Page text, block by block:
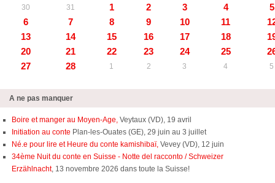
30
31 1 2 3 4
5
6
7 8 9 10 11
13
14 15 16 17 18
20
21 22 23 24 25
27
28 1 2 3 4 5
A ne pas manquer
Boire et manger au Moyen-Age, Veytaux (VD), 19 avril
Initiation au conte Plan-les-Ouates (GE), 29 juin au 3 juillet
Né.e pour lire et Heure du conte kamishibaï, Vevey (VD), 12 juin
34ème Nuit du conte en Suisse - Notte del racconto / Schweizer
Erzählnacht, 13 novembre 2026 dans toute la Suisse!